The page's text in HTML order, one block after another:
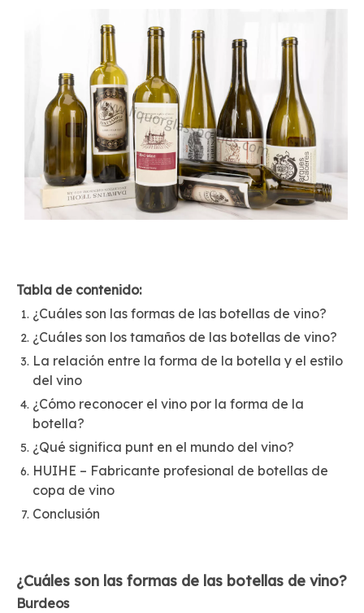
Tabla de contenido:
¿Cuáles son las formas de las botellas de vino?
¿Cuáles son los tamaños de las botellas de vino?
La relación entre la forma de la botella y el estilo
del vino
¿Cómo reconocer el vino por la forma de la
botella?
¿Qué significa punt en el mundo del vino?
HUIHE – Fabricante profesional de botellas de
copa de vino
Conclusión
¿Cuáles son las formas de las botellas de vino?
Burdeos